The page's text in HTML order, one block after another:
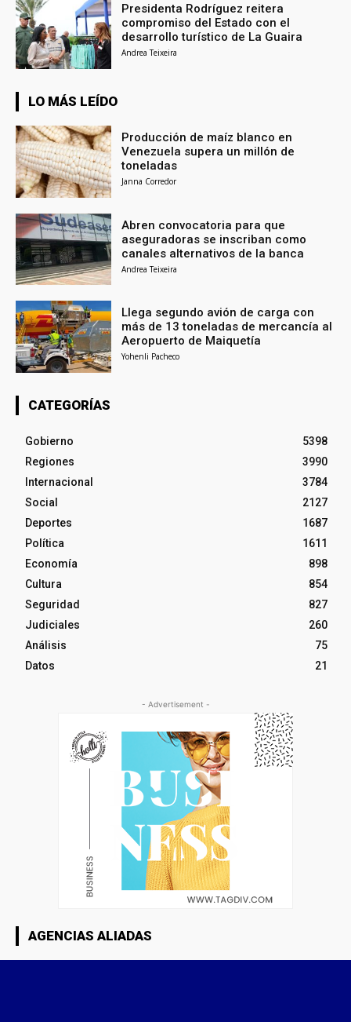
Presidenta Rodríguez reitera
compromiso del Estado con el
desarrollo turístico de La Guaira
Andrea Teixeira
LO MÁS LEÍDO
Producción de maíz blanco en
Venezuela supera un millón de
toneladas
Janna Corredor
Abren convocatoria para que
aseguradoras se inscriban como
canales alternativos de la banca
Andrea Teixeira
Llega segundo avión de carga con
más de 13 toneladas de mercancía al
Aeropuerto de Maiquetía
Yohenli Pacheco
CATEGORÍAS
Gobierno
5398
Regiones
3990
Internacional
3784
Social
2127
Deportes
1687
Política
1611
Economía
898
Cultura
854
Seguridad
827
Judiciales
260
Análisis
75
Datos
21
- Advertisement -
AGENCIAS ALIADAS